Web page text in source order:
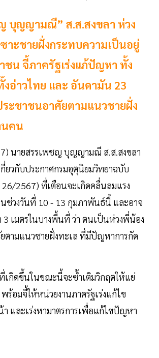
บุญญามณี” ส.ส.สงขลา ห่วง
าะชายฝั่งกระทบความเป็นอยู่
ชน จี้ภาครัฐเร่งแก้ปัญหา ทั้ง
งอ่าวไทย และ อันดามัน 23
ะชาชนอาศัยตามแนวชายฝั่ง
นคน
นายสรรเพชญ บุญญามณี ส.ส.สงขลา
ยวกับประกาศกรมอุตุนิยมวิทยาฉบับ
2567) ที่เตือนจะเกิดคลื่นลมแรง
นช่วงวันที่ 10 - 13 กุมภาพันธ์นี้ และอาจ
3 เมตรในบางพื้นที่ ว่า ตนเป็นห่วงพี่น้อง
ตามแนวชายฝั่งทะเล ที่มีปัญหาการกัด
เกิดขึ้นในขณะนี้จะซ้ำเติมวิกฤตให้แย่
ร้อมจี้ให้หน่วยงานภาครัฐเร่งแก้ไข
และเร่งหามาตรการเพื่อแก้ไขปัญหา